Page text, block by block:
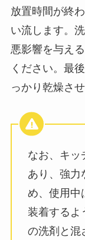
放置時間が終
い流します。
悪影響を与え
ください。最
っかり乾燥さ
なお、キッ
あり、強力
め、使用中
装着するよ
の洗剤と混